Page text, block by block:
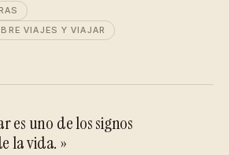
VIAJES Y VIAJAR
es uno de los signos
la vida. »